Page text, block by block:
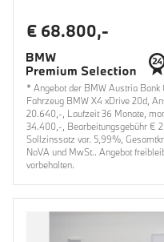
€ 68.800,-
* Angebot der BMW Austria
Fahrzeug BMW X4 xDrive 20d,
20.640,-, Laufzeit 36 Monate,
34.400,-, Bearbeitungsgebühr €
Sollzinssatz var. 5,99%,
NoVA und MwSt.. Angebot
vorbehalten.